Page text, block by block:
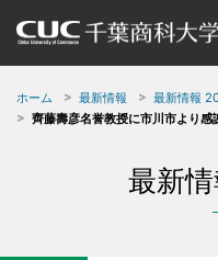
ホーム 最新情報
最新情報
齊藤壽彦名誉教授に市川市より感
最新